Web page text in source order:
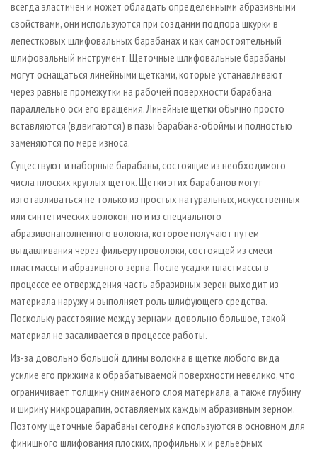
всегда эластичен и может обладать определенными абразивными
свойствами, они используются при создании подпора шкурки в
лепестковых шлифовальных барабанах и как самостоятельный
шлифовальный инструмент. Щеточные шлифовальные барабаны
могут оснащаться линейными щетками, которые устанавливают
через равные промежутки на рабочей поверхности барабана
параллельно оси его вращения. Линейные щетки обычно просто
вставляются (вдвигаются) в пазы барабана-обоймы и полностью
заменяются по мере износа.
Существуют и наборные барабаны, состоящие из необходимого
числа плоских круглых щеток. Щетки этих барабанов могут
изготавливаться не только из простых натуральных, искусственных
или синтетических волокон, но и из специального
абразивонаполненного волокна, которое получают путем
выдавливания через фильеру проволоки, состоящей из смеси
пластмассы и абразивного зерна. После усадки пластмассы в
процессе ее отверждения часть абразивных зерен выходит из
материала наружу и выполняет роль шлифующего средства.
Поскольку расстояние между зернами довольно большое, такой
материал не засаливается в процессе работы.
Из-за довольно большой длины волокна в щетке любого вида
усилие его прижима к обрабатываемой поверхности невелико, что
ограничивает толщину снимаемого слоя материала, а также глубину
и ширину микроцарапин, оставляемых каждым абразивным зерном.
Поэтому щеточные барабаны сегодня используются в основном для
финишного шлифования плоских, профильных и рельефных